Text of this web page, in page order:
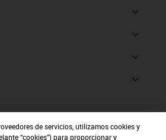
de servicios, utilizamos cookies y
“cookies”) para proporcionar y